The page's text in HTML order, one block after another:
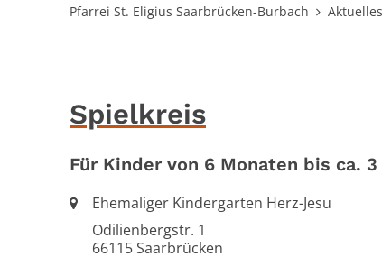
Pfarrei St. Eligius Saarbrücken-Burbach Aktuelles
Spielkreis
Für Kinder von 6 Monaten bis ca.
Ort:Ehemaliger Kindergarten Herz-Jesu
Odilienbergstr. 1
66115Saarbrücken